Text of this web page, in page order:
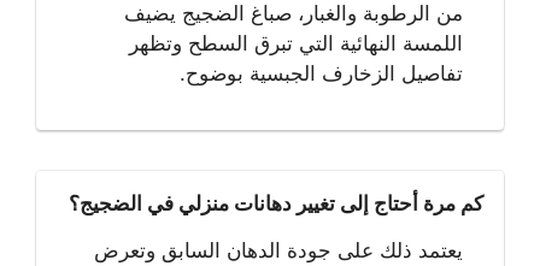
من الرطوبة والغبار، صباغ الضجيج يضيف
اللمسة النهائية التي تبرق السطح وتظهر
تفاصيل الزخارف الجبسية بوضوح.
كم مرة أحتاج إلى تغيير دهانات منزلي في الضجيج؟
يعتمد ذلك على جودة الدهان السابق وتعرض